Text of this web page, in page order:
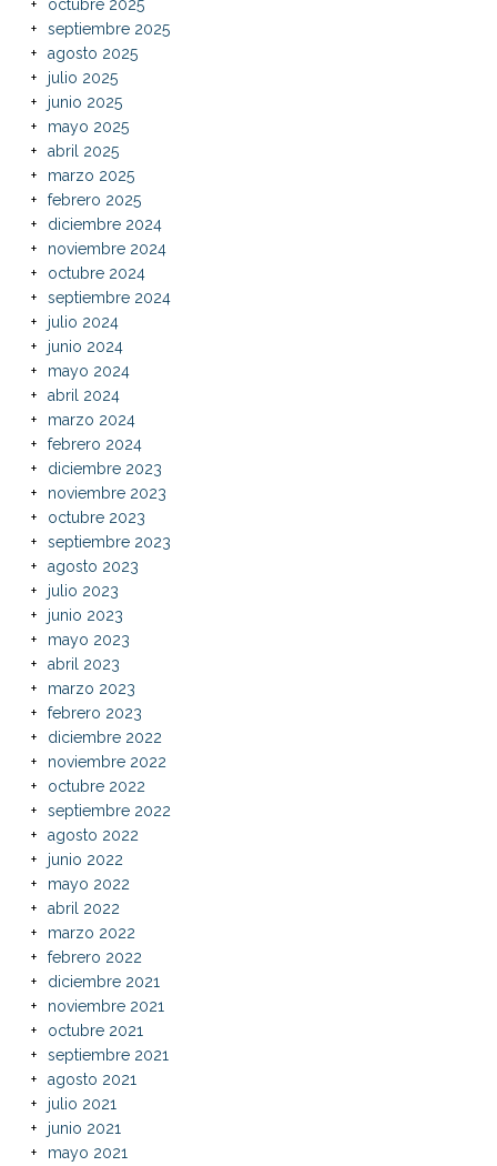
octubre 2025
septiembre 2025
agosto 2025
julio 2025
junio 2025
mayo 2025
abril 2025
marzo 2025
febrero 2025
diciembre 2024
noviembre 2024
octubre 2024
septiembre 2024
julio 2024
junio 2024
mayo 2024
abril 2024
marzo 2024
febrero 2024
diciembre 2023
noviembre 2023
octubre 2023
septiembre 2023
agosto 2023
julio 2023
junio 2023
mayo 2023
abril 2023
marzo 2023
febrero 2023
diciembre 2022
noviembre 2022
octubre 2022
septiembre 2022
agosto 2022
junio 2022
mayo 2022
abril 2022
marzo 2022
febrero 2022
diciembre 2021
noviembre 2021
octubre 2021
septiembre 2021
agosto 2021
julio 2021
junio 2021
mayo 2021